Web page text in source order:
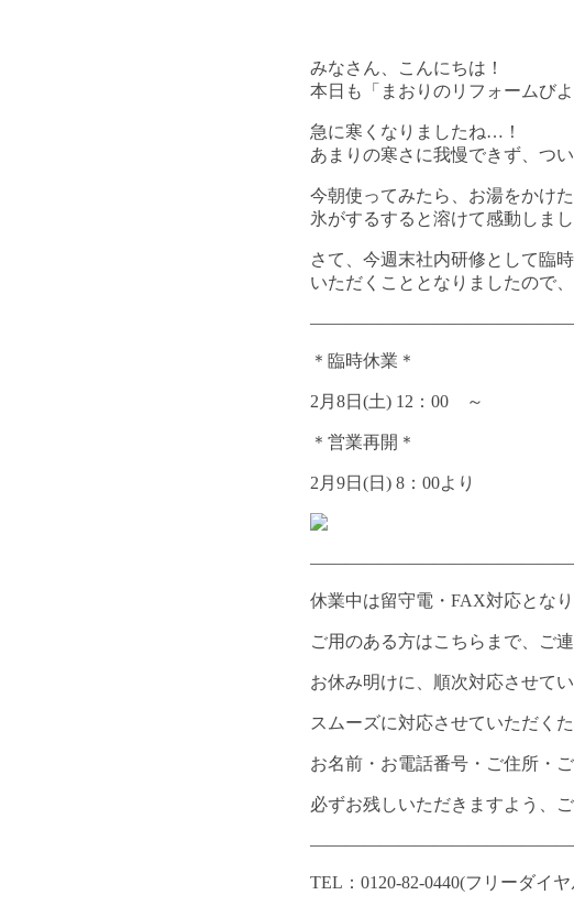
みなさん、こんにちは！
本日も「まおりのリフォームび
急に寒くなりましたね…！
あまりの寒さに我慢できず、つ
今朝使ってみたら、お湯をかけ
氷がするすると溶けて感動しま
さて、今週末社内研修として臨
いただくこととなりましたので
＊臨時休業＊
2月8日(土) 12：00 ～
＊営業再開＊
2月9日(日) 8：00より
休業中は留守電・FAX対応となり
ご用のある方はこちらまで、ご
お休み明けに、順次対応させてい
スムーズに対応させていただくた
お名前・お電話番号・ご住所・
必ずお残しいただきますよう、
TEL：0120-82-0440(フリーダイ